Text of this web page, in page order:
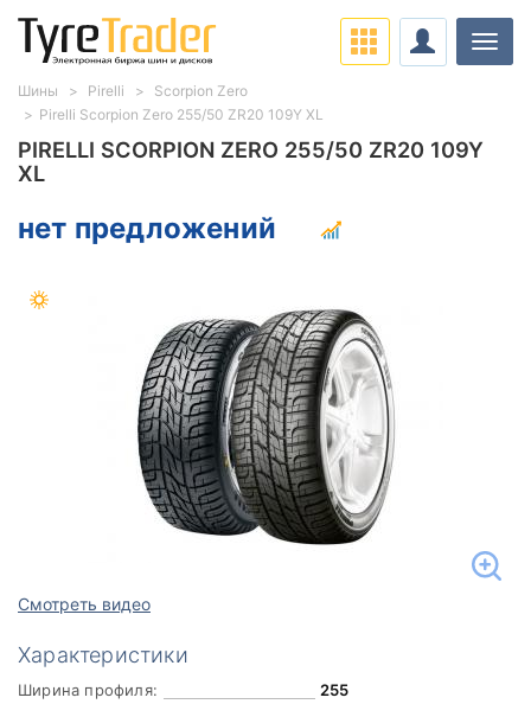
PIRELLI SCORPION ZERO 255/50 ZR20 109Y
XL
нет предложений
Смотреть видео
Характеристики
Ширина профиля:
255
Шины Pirelli
Scorpion Zero
Pirelli Scorpion Zero 255/50 ZR20 109Y XL